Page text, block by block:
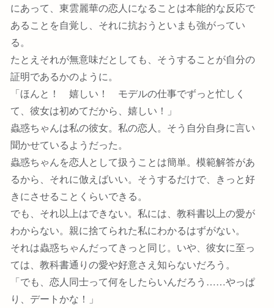
にあって、東雲麗華の恋人になることは本能的な反応で
あることを自覚し、それに抗おうといまも強がってい
る。
たとえそれが無意味だとしても、そうすることが自分の
証明であるかのように。
「ほんと！ 嬉しい！ モデルの仕事でずっと忙しく
て、彼女は初めてだから、嬉しい！」
蟲惑ちゃんは私の彼女。私の恋人。そう自分自身に言い
聞かせているようだった。
蟲惑ちゃんを恋人として扱うことは簡単。模範解答があ
るから、それに倣えばいい。そうするだけで、きっと好
きにさせることくらいできる。
でも、それ以上はできない。私には、教科書以上の愛が
わからない。親に捨てられた私にわかるはずがない。
それは蟲惑ちゃんだってきっと同じ。いや、彼女に至っ
ては、教科書通りの愛や好意さえ知らないだろう。
「でも、恋人同士って何をしたらいんだろう……やっぱ
り、デートかな！」